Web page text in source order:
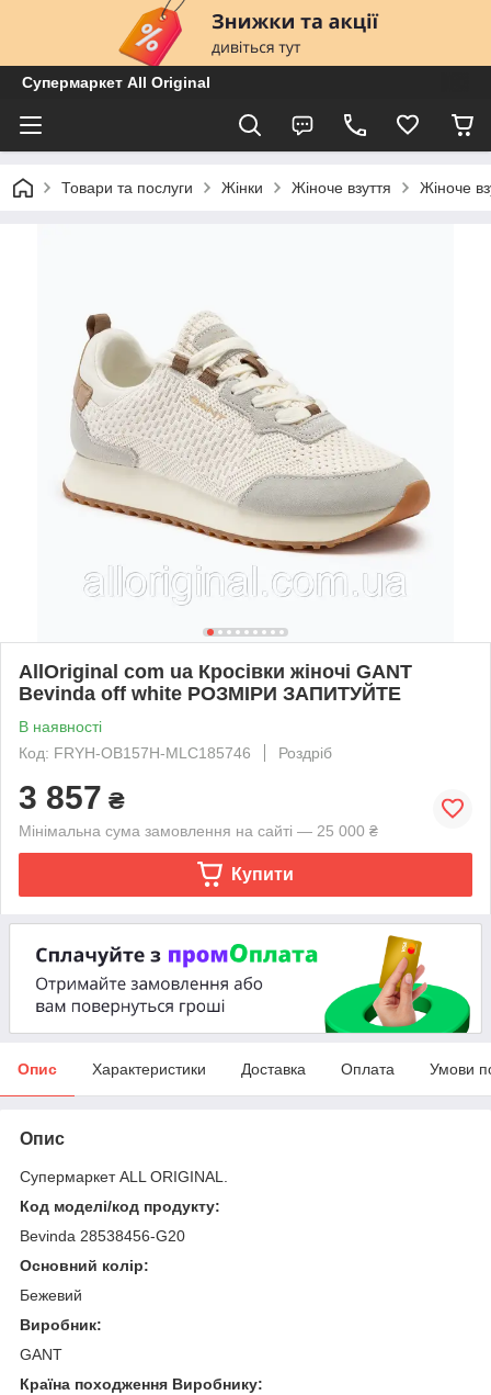
Супермаркет All Original
Товари та послуги Жінки Жіноче взуття Жіноче
AllOriginal com ua Кросівки жіночі GANT
Bevinda off white РОЗМІРИ ЗАПИТУЙТЕ
В наявності
Код: FRYH-OB157H-MLC185746
Роздріб
3 857 ₴
Мінімальна сума замовлення на сайті — 25 000 ₴
Купити
Опис Характеристики Доставка Оплата Умови
Опис
Супермаркет ALL ORIGINAL.
Код моделі/код продукту:
Bevinda 28538456-G20
Основний колір:
Бежевий
Виробник:
GANT
Країна походження Виробнику: